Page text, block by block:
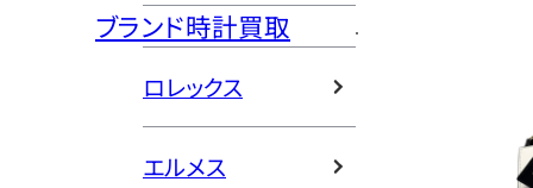
ブランド時計買取
ロレックス
エルメス